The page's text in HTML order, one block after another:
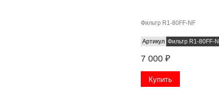
Фильтр R1-80FF-NF
Артикул Фильтр R1-80FF-
7 000 ₽